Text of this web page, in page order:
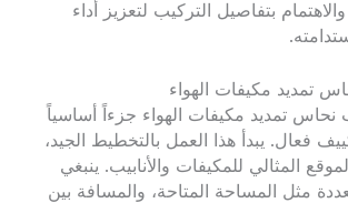
بتفاصيل التركيب لتعزيز أداء
تمديد مكيفات الهواء
نحاس تمديد مكيفات الهواء جزءاً أساسياً
فعال. يبدأ هذا العمل بالتخطيط الجيد،
المثالي للمكيفات والأنابيب. ينبغي
مثل المساحة المتاحة، والمسافة بين